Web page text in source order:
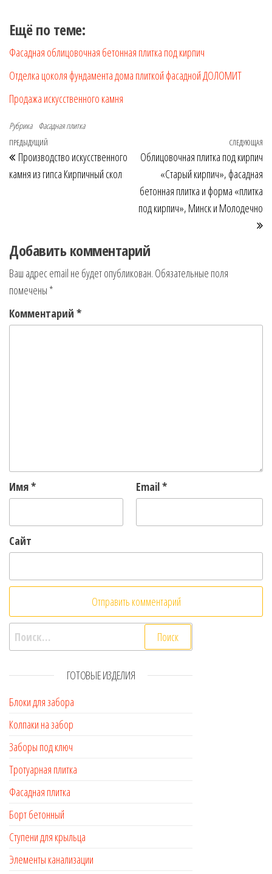
Ещё по теме:
Фасадная облицовочная бетонная плитка под кирпич
Отделка цоколя фундамента дома плиткой фасадной ДОЛОМИТ
Продажа искусственного камня
Рубрика Фасадная плитка
Навигация по записям
Предыдущая запись
ПРЕДЫДУЩИЙ
Производство искусственного
камня из гипса Кирпичный скол
СЛЕДУЮЩАЯ
Облицовочная плитка под кирпич
«Старый кирпич», фасадная
бетонная плитка и форма «плитка
под кирпич», Минск и Молодечно
Добавить комментарий
Ваш адрес email не будет опубликован. Обязательные поля
помечены *
Комментарий *
Имя* Email*
Сайт
Найти:
ГОТОВЫЕ ИЗДЕЛИЯ
Блоки для забора
Колпаки на забор
Заборы под ключ
Тротуарная плитка
Фасадная плитка
Борт бетонный
Ступени для крыльца
Элементы канализации